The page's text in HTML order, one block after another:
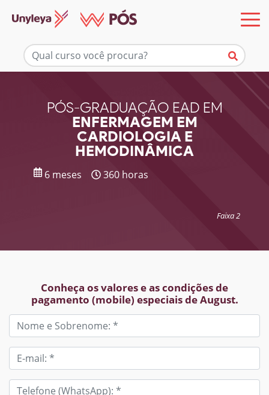
PÓS-GRADUAÇÃO EAD EM
ENFERMAGEM EM
CARDIOLOGIA E
HEMODINÂMICA
6 meses 360 horas
Faixa 2
Conheça os valores e as condições de
pagamento (mobile) especiais de August.
Mais informações